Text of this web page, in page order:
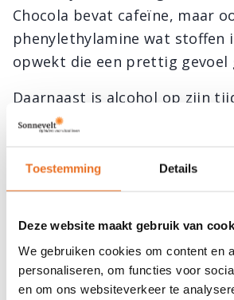
Toestemming Details
Deze website maakt gebruik van
We gebruiken cookies om content en
personaliseren, om functies voor
en om ons websiteverkeer te
Chocola bevat cafeïne, maar
phenylethylamine wat stoffen
opwekt die een prettig gevoel
Daarnaast is alcohol op zijn
verzachtend middel. Alcohol
met deze ‘high-makers’. Maar
uit, want wordt het een
Eet jezelf gelukkig met